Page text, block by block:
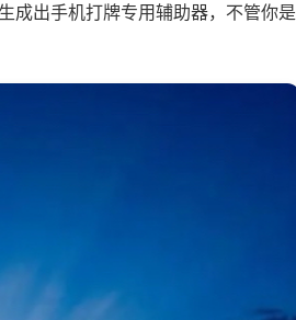
成出手机打牌专用辅助器，不管你是